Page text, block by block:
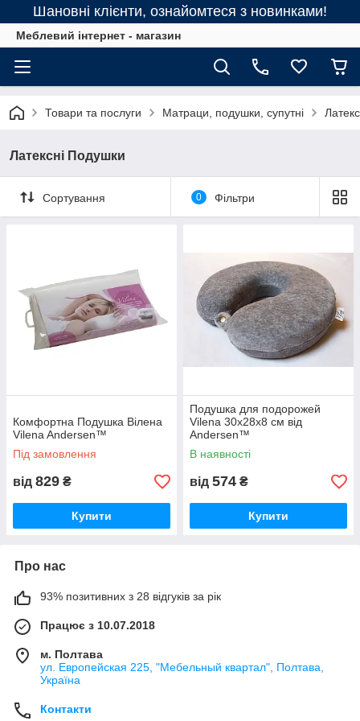
Шановні клієнти, ознайомтеся з новинками!
Меблевий інтернет - магазин
Товари та послуги Матраци, подушки, супутні
Латексні Подушки
Сортування 0 Фільтри
Комфортна Подушка Вілена
Vilena Andersen™
Під замовлення
від 829 ₴
Купити
Подушка для подорожей
Vilena 30х28х8 см від
Andersen™
В наявності
від 574 ₴
Купити
Про нас
93% позитивних з 28 відгуків за рік
Працює з 10.07.2018
м. Полтава
ул. Европейская 225, "Мебельный квартал", Полтава,
Україна
Контакти